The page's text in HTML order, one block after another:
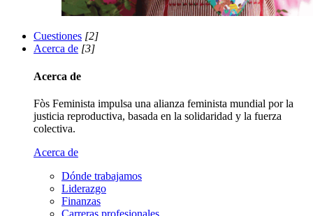
Cuestiones [2]
Acerca de [3]
Acerca de
Fòs Feminista impulsa una alianza feminista mundial por la
justicia reproductiva, basada en la solidaridad y la fuerza
colectiva.
Acerca de
Dónde trabajamos
Liderazgo
Finanzas
Carreras profesionales